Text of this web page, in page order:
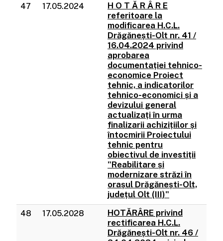
47 17.05.2024
H O T Ă R Â R E
referitoare la
modificarea H.C.L.
Drăgănești-Olt nr. 41 /
16.04.2024 privind
aprobarea
documentației tehnico-
economice Proiect
tehnic, a indicatorilor
tehnico-economici și a
devizului general
actualizați în urma
finalizarii achizițiilor și
întocmirii Proiectului
tehnic pentru
obiectivul de investiții
"Reabilitare și
modernizare străzi în
orașul Drăgănești-Olt,
județul Olt (III)"
48 17.05.2028
HOTĂRÂRE privind
rectificarea H.C.L.
Drăgănești-Olt nr. 46 /